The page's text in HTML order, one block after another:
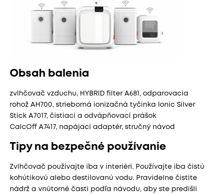
Obsah balenia
zvlhčovač vzduchu, HYBRID filter A681, odparovacia
rohož AH700, strieborná ionizačná tyčinka Ionic Silver
Stick A7017, čistiaci a odvápňovací prášok
CalcOff A7417, napájací adaptér, stručný návod
Tipy na bezpečné používanie
Zvlhčovač používajte iba v interiéri. Používajte iba čistú
kohútikovú alebo destilovanú vodu. Pravidelne čistite
nádrž a vnútorné časti podľa návodu, aby ste predišli